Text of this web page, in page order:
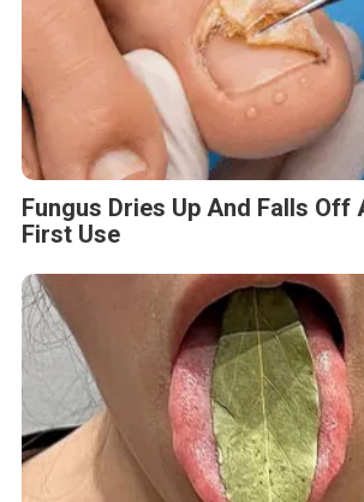
Fungus Dries Up And Falls Off
First Use